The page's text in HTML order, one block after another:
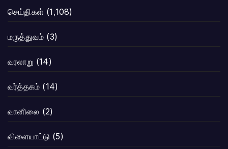
செய்திகள் (1,108)
மருத்துவம் (3)
வரலாறு (14)
வர்த்தகம் (14)
வானிலை (2)
விளையாட்டு (5)